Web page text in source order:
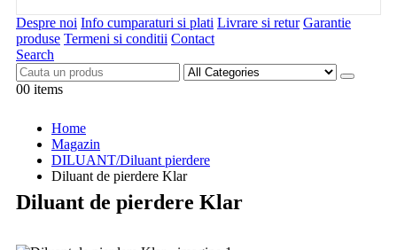
Despre noi Info cumparaturi si plati Livrare si retur Garantie
produse Termeni si conditii Contact
Search
00 items
Home
Magazin
DILUANT/Diluant pierdere
Diluant de pierdere Klar
Diluant de pierdere Klar